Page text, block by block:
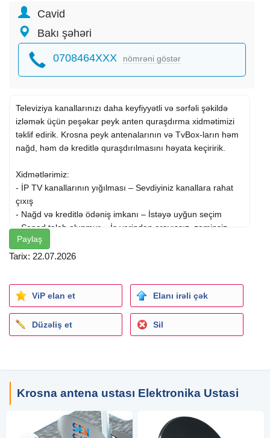
Cavid
Bakı şəhəri
0708464XXX nömrəni göstər
Televiziya kanallarınızı daha keyfiyyətli və sərfəli şəkildə
izləmək üçün peşəkar peyk anten quraşdırma xidmətimizi
təklif edirik. Krosna peyk antenalarının və TvBox-ların həm
nağd, həm də kreditlə quraşdırılmasını həyata keçiririk.
Xidmətlərimiz:
- İP TV kanallarının yığılması – Sevdiyiniz kanallara rahat
çıxış
- Nağd və kreditlə ödəniş imkanı – İstəyə uyğun seçim
- Sənəd tələb olunmur – İş yerindən arayışsız, zaminsiz
kredit
- İlkin ödənişsiz kredit – İndi alın, gələn ay ödəyin
şəxslər istisna olmaqla)
- Banka və ofisə getmədən WhatsApp vasitəsilə online
sənədləşmə
- Birbaşa nağd alış imkanı – 90 AZN-dən başlayan
Standart Paket
- Nağd: 110 AZN
- Kreditlə: İlkin ödənişsiz 6 ay *26 AZN*
Paylaş
Tarix: 22.07.2026
ViP elan et Elanı irəli çək
Düzəliş et Sil
Krosna antena ustası Elektronika Ustasi